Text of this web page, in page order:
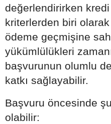
değerlendirirken
kriterlerden biri
ödeme geçmişine
yükümlülükleri
başvurunun olumlu
katkı sağlayabilir.
Başvuru öncesinde
olabilir: